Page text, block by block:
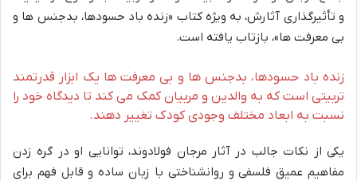
و تأثیرگذاری آثارش، به ویژه کتاب «زنده باد حسودها، بدجنس ها و
بی معرفت ها»، بازتاب یافته است.
زنده باد حسودها، بدجنس ها و بی معرفت ها یک ابزار قدرتمند
تربیتی است که به والدین و مربیان کمک می کند تا دیدگاه خود را
نسبت به ابعاد مختلف وجودی کودک تغییر دهند.
یکی از نکات جالب در آثار مرجان فولادوند، توانایی او در گره زدن
مفاهیم عمیق فلسفی و روانشناختی با زبان ساده و قابل فهم برای